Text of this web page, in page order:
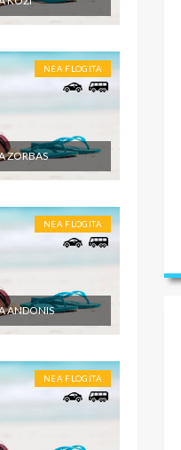
NEA FLOGITA
ZORBAS
NEA FLOGITA
ANDONIS
NEA FLOGITA